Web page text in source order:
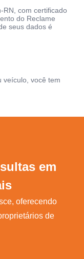
RN, com certificado
do Reclame
seus dados é
veículo, você tem
em
oferecendo
de